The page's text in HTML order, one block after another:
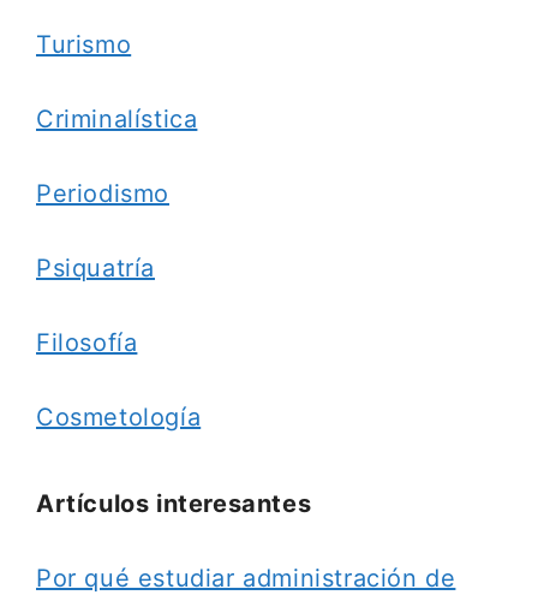
Turismo
Criminalística
Periodismo
Psiquatría
Filosofía
Cosmetología
Artículos interesantes
Por qué estudiar administración de